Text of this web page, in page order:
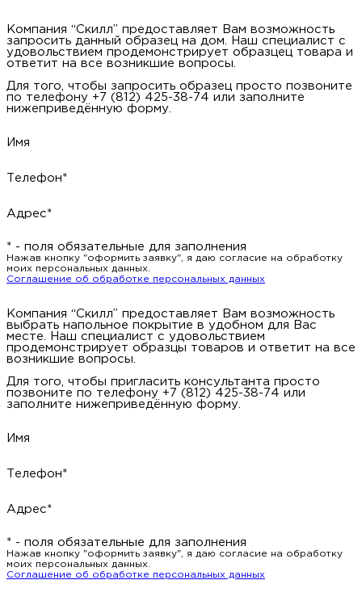
Компания “Скилл” предоставляет Вам возможность
запросить данный образец на дом. Наш специалист с
удовольствием продемонстрирует образцец товара и
ответит на все возникшие вопросы.
Для того, чтобы запросить образец просто позвоните
по телефону +7 (812) 425-38-74 или заполните
нижеприведённую форму.
Имя
Телефон*
Адрес*
* - поля обязательные для заполнения
Нажав кнопку "оформить заявку", я даю согласие на обработку
моих персональных данных.
Соглашение об обработке персональных данных
Компания “Скилл” предоставляет Вам возможность
выбрать напольное покрытие в удобном для Вас
месте. Наш специалист с удовольствием
продемонстрирует образцы товаров и ответит на все
возникшие вопросы.
Для того, чтобы пригласить консультанта просто
позвоните по телефону +7 (812) 425-38-74 или
заполните нижеприведённую форму.
Имя
Телефон*
Адрес*
* - поля обязательные для заполнения
Нажав кнопку "оформить заявку", я даю согласие на обработку
моих персональных данных.
Соглашение об обработке персональных данных